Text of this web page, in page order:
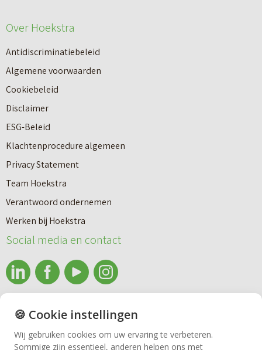
Nieuwbouw
Huren
Bedrijfsmakelaardij
n
n
a
a
r
e
e
n
n
i
e
u
o
w
e
u
Over Hoekstra
Antidiscriminatiebeleid
Algemene voorwaarden
Cookiebeleid
Disclaimer
ESG-Beleid
Klachtenprocedure algemeen
Privacy Statement
Team Hoekstra
Verantwoord ondernemen
Werken bij Hoekstra
Social media en contact
info@makelaardijhoekstra.nl
Alle contactgegevens
🍪 Cookie instellingen
Wij gebruiken cookies om uw ervaring te verbeteren.
Sommige zijn essentieel, anderen helpen ons met